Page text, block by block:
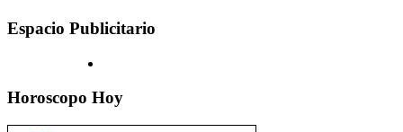
Espacio Publicitario
Horoscopo Hoy